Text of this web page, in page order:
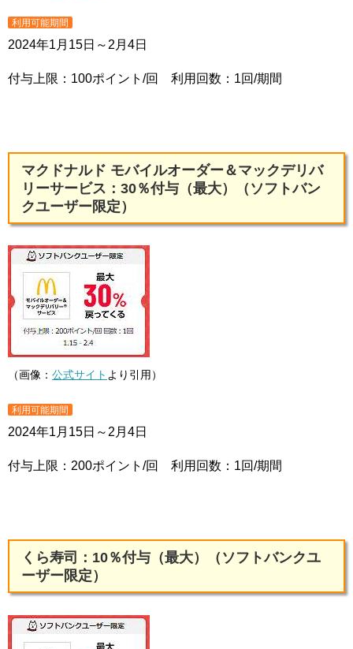
利用可能期間
2024年1月15日～2月4日
付与上限：100ポイント/回 利用回数：1回/期間
マクドナルド モバイルオーダー＆マックデリバ
リーサービス：30％付与（最大）（ソフトバン
クユーザー限定）
（画像： 公式サイト より引用）
利用可能期間
2024年1月15日～2月4日
付与上限：200ポイント/回 利用回数：1回/期間
くら寿司：10％付与（最大）（ソフトバンクユ
ーザー限定）